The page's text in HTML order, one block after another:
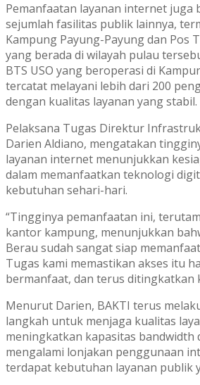
Pemanfaatan layanan internet juga
sejumlah fasilitas publik lainnya,
Kampung Payung-Payung dan Pos
yang berada di wilayah pulau
BTS USO yang beroperasi di
tercatat melayani lebih dari 200
dengan kualitas layanan yang stabil.
Pelaksana Tugas Direktur
Darien Aldiano, mengatakan
layanan internet menunjukkan
dalam memanfaatkan teknologi
kebutuhan sehari-hari.
“Tingginya pemanfaatan ini,
kantor kampung, menunjukkan
Berau sudah sangat siap
Tugas kami memastikan akses itu
bermanfaat, dan terus ditingkatkan
Menurut Darien, BAKTI terus
langkah untuk menjaga kualitas
meningkatkan kapasitas bandwidth
mengalami lonjakan penggunaan
terdapat kebutuhan layanan publik